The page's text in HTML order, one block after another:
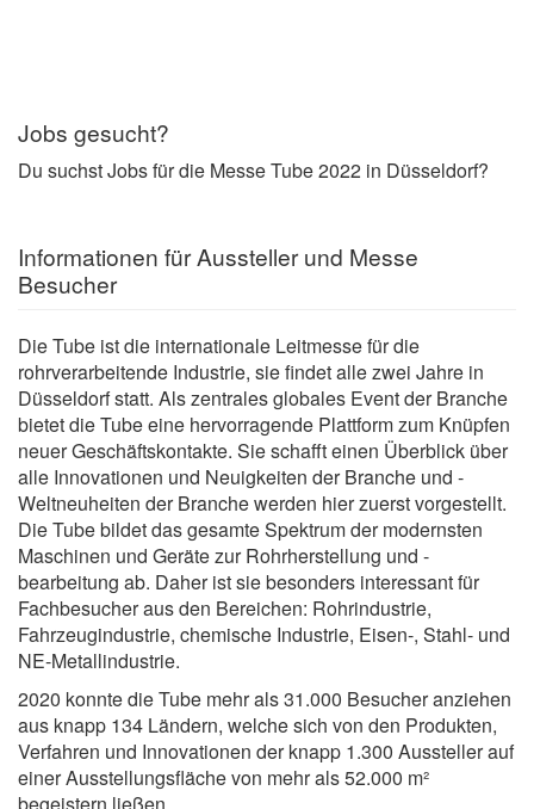
Jobs gesucht?
Du suchst Jobs für die Messe Tube 2022 in Düsseldorf?
Informationen für Aussteller und Messe
Besucher
Die Tube ist die internationale Leitmesse für die
rohrverarbeitende Industrie, sie findet alle zwei Jahre in
Düsseldorf statt. Als zentrales globales Event der Branche
bietet die Tube eine hervorragende Plattform zum Knüpfen
neuer Geschäftskontakte. Sie schafft einen Überblick über
alle Innovationen und Neuigkeiten der Branche und -
Weltneuheiten der Branche werden hier zuerst vorgestellt.
Die Tube bildet das gesamte Spektrum der modernsten
Maschinen und Geräte zur Rohrherstellung und -
bearbeitung ab. Daher ist sie besonders interessant für
Fachbesucher aus den Bereichen: Rohrindustrie,
Fahrzeugindustrie, chemische Industrie, Eisen-, Stahl- und
NE-Metallindustrie.
2020 konnte die Tube mehr als 31.000 Besucher anziehen
aus knapp 134 Ländern, welche sich von den Produkten,
Verfahren und Innovationen der knapp 1.300 Aussteller auf
einer Ausstellungsfläche von mehr als 52.000 m²